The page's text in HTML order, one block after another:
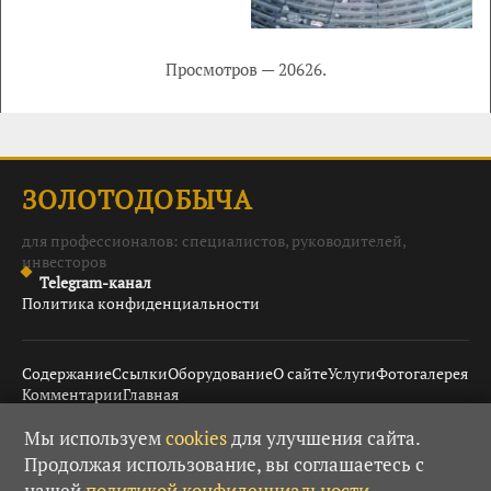
Просмотров — 20626.
ЗОЛОТОДОБЫЧА
для профессионалов: специалистов, руководителей,
инвесторов
Telegram-канал
Политика конфиденциальности
СодержаниеСсылкиОборудованиеО сайтеУслугиФотогалерея
КомментарииГлавная
© 2008–2026 Золотодобыча · 18+ · При использовании
Мы используемcookiesдля улучшения сайта.
Продолжая использование, вы соглашаетесь с